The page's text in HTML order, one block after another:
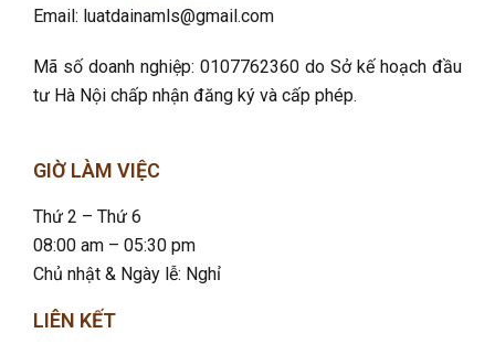
Email: luatdainamls@gmail.com
Mã số doanh nghiệp: 0107762360 do Sở kế hoạch đầu
tư Hà Nội chấp nhận đăng ký và cấp phép.
GIỜ LÀM VIỆC
Thứ 2 – Thứ 6
08:00 am – 05:30 pm
Chủ nhật & Ngày lễ: Nghỉ
LIÊN KẾT